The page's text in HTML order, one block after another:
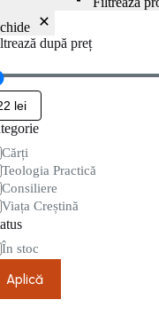
după preț
Cărți
Teologia Practică
Consiliere
Viața Creștină
În stoc
Aplică